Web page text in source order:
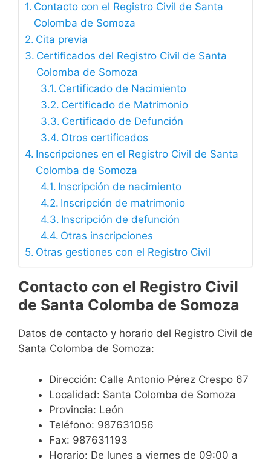
Contacto con el Registro Civil de Santa
Colomba de Somoza
Cita previa
Certificados del Registro Civil de Santa
Colomba de Somoza
Certificado de Nacimiento
Certificado de Matrimonio
Certificado de Defunción
Otros certificados
Inscripciones en el Registro Civil de Santa
Colomba de Somoza
Inscripción de nacimiento
Inscripción de matrimonio
Inscripción de defunción
Otras inscripciones
Otras gestiones con el Registro Civil
Contacto con el Registro Civil
de Santa Colomba de Somoza
Datos de contacto y horario del Registro Civil de
Santa Colomba de Somoza:
Dirección: Calle Antonio Pérez Crespo 67
Localidad: Santa Colomba de Somoza
Provincia: León
Teléfono: 987631056
Fax: 987631193
Horario: De lunes a viernes de 09:00 a